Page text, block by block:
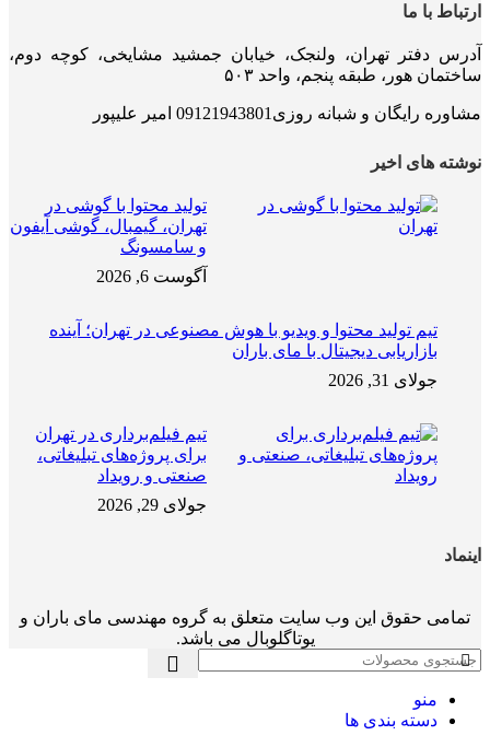
ارتباط با ما
آدرس دفتر تهران، ولنجک، خیابان جمشید مشایخی، کوچه دوم،
ساختمان هور، طبقه پنجم، واحد ۵۰۳
مشاوره رایگان و شبانه روزی09121943801 امیر علیپور
نوشته های اخیر
تولید محتوا با گوشی در
تهران، گیمبال، گوشی آیفون
و سامسونگ
آگوست 6, 2026
تیم تولید محتوا و ویدیو با هوش مصنوعی در تهران؛ آینده
بازاریابی دیجیتال با مای باران
جولای 31, 2026
تیم فیلم‌برداری در تهران
برای پروژه‌های تبلیغاتی،
صنعتی و رویداد
جولای 29, 2026
اینماد
تمامی حقوق این وب سایت متعلق به گروه مهندسی مای باران و
یوتاگلوبال می باشد.
منو
دسته بندی ها